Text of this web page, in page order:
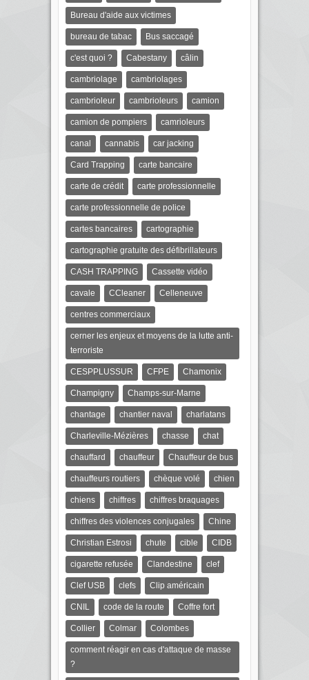
Bureau d'aide aux victimes
bureau de tabac Bus saccagé
c'est quoi ? Cabestany câlin
cambriolage cambriolages
cambrioleur cambrioleurs camion
camion de pompiers camrioleurs
canal cannabis car jacking
Card Trapping carte bancaire
carte de crédit carte professionnelle
carte professionnelle de police
cartes bancaires cartographie
cartographie gratuite des défibrillateurs
CASH TRAPPING Cassette vidéo
cavale CCleaner Celleneuve
centres commerciaux
cerner les enjeux et moyens de la lutte anti-
terroriste
CESPPLUSSUR CFPE Chamonix
Champigny Champs-sur-Marne
chantage chantier naval charlatans
Charleville-Mézières chasse chat
chauffard chauffeur Chauffeur de bus
chauffeurs routiers chèque volé chien
chiens chiffres chiffres braquages
chiffres des violences conjugales Chine
Christian Estrosi chute cible CIDB
cigarette refusée Clandestine clef
Clef USB clefs Clip américain
CNIL code de la route Coffre fort
Collier Colmar Colombes
comment réagir en cas d'attaque de masse
?